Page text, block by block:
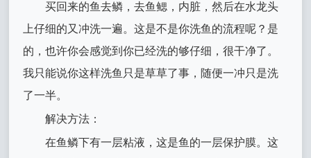
买回来的鱼去鳞，去鱼鳃，内脏，然后在水龙头
上仔细的又冲洗一遍。这是不是你洗鱼的流程呢？是
的，也许你会感觉到你已经洗的够仔细，很干净了。
我只能说你这样洗鱼只是草草了事，随便一冲只是洗
了一半。
解决方法：
在鱼鳞下有一层粘液，这是鱼的一层保护膜。这